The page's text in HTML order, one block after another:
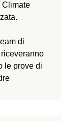
Climate
di
le prove di